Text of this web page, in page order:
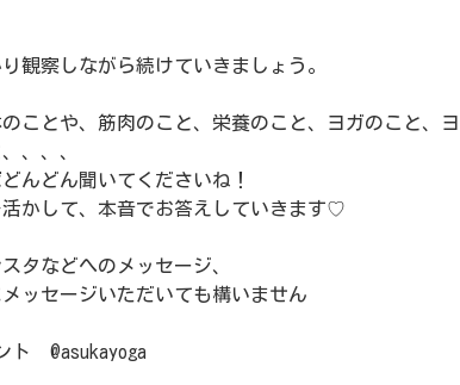
観察しながら続けていきましょう。
ことや、筋肉のこと、栄養のこと、ヨガのこと、ヨ
、、、
んどん聞いてくださいね！
かして、本音でお答えしていきます♡
タなどへのメッセージ、
メッセージいただいても構いません
ト @asukayoga